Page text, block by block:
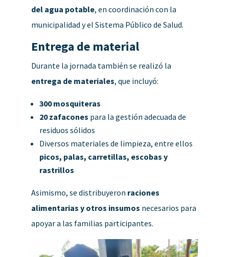
del agua potable, en coordinación con la
municipalidad y el Sistema Público de Salud.
Entrega de material
Durante la jornada también se realizó la
entrega de materiales, que incluyó:
300 mosquiteras
20 zafacones para la gestión adecuada de
residuos sólidos
Diversos materiales de limpieza, entre ellos
picos, palas, carretillas, escobas y
rastrillos
Asimismo, se distribuyeron raciones
alimentarias y otros insumos necesarios para
apoyar a las familias participantes.